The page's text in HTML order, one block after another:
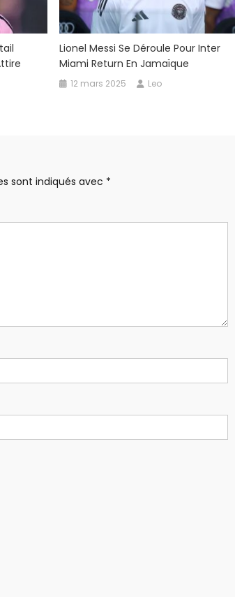
Lionel Messi Se Déroule Pour Inter
Miami Return En Jamaïque
12 mars 2025 Leo
sont indiqués avec *